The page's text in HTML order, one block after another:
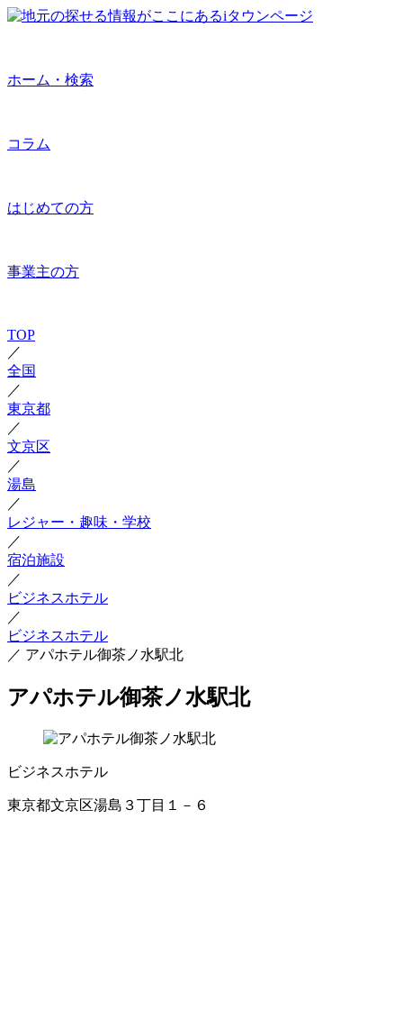
ホーム・検索
コラム
はじめての方
事業主の方
TOP
／
全国
／
東京都
／
文京区
／
湯島
／
レジャー・趣味・学校
／
宿泊施設
／
ビジネスホテル
／
ビジネスホテル
／ アパホテル御茶ノ水駅北
アパホテル御茶ノ水駅北
ビジネスホテル
東京都文京区湯島３丁目１－６